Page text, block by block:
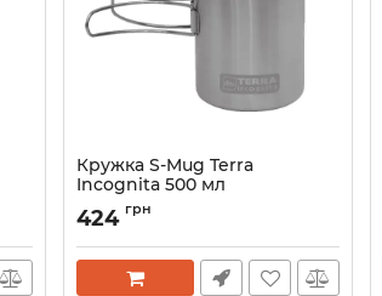
Кружка S-Mug Terra
Incognita 500 мл
Артикул: S_Mug_500
424 грн